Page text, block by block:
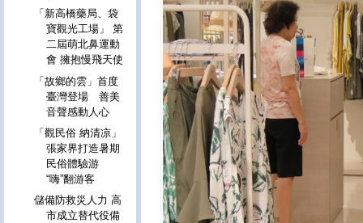
「新高橋藥局、袋
寶觀光工場」 第
二屆萌北鼻運動
會 擁抱慢飛天使
「故鄉的雲」首度
臺灣登場 善美
音聲感動人心
「觀民俗 納清凉」
張家界打造暑期
民俗體驗游
“嗨”翻游客
儲備防救災人力 高
市成立替代役備